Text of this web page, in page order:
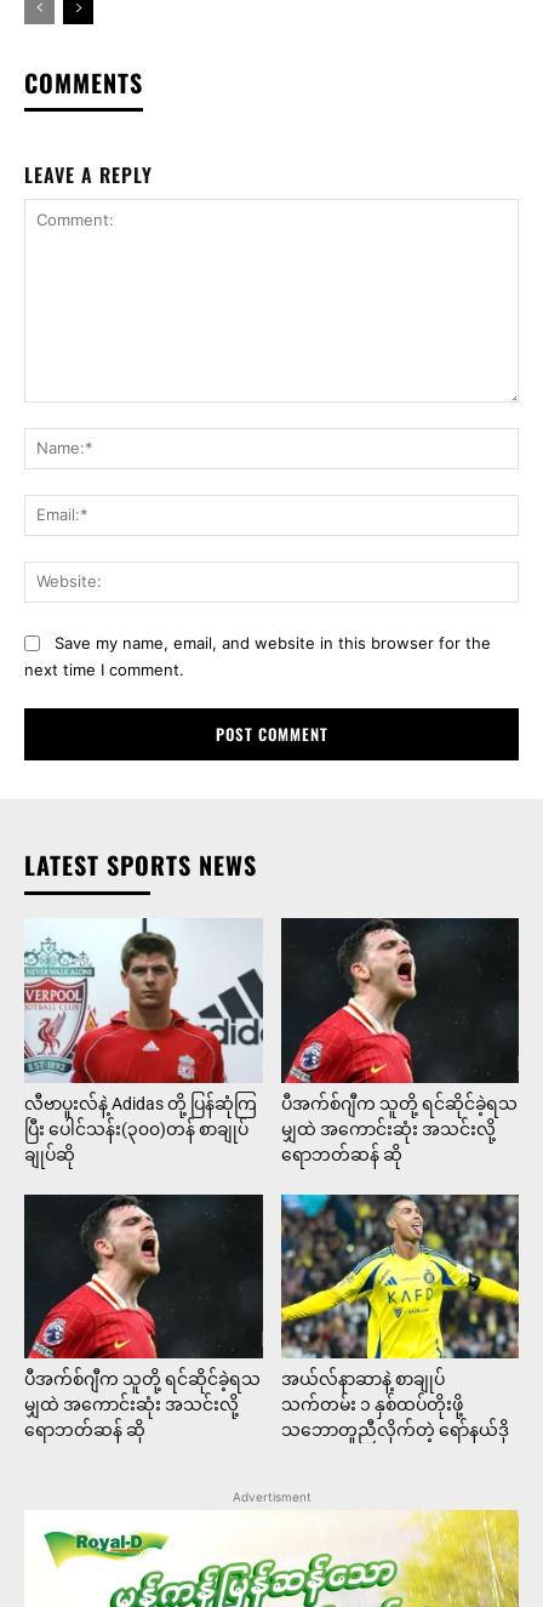
COMMENTS
LEAVE A REPLY
Save my name, email, and website in this browser for the
next time I comment.
LATEST SPORTS NEWS
လီဗာပူးလ်နဲ့ Adidas တို့ ပြန်ဆုံကြ
ပြီး ပေါင်သန်း(၃၀၀)တန် စာချုပ်
ချုပ်ဆို
ပီအက်စ်ဂျီက သူတို့ ရင်ဆိုင်ခဲ့ရသ
မျှထဲ အကောင်းဆုံး အသင်းလို့
ရောဘတ်ဆန် ဆို
ပီအက်စ်ဂျီက သူတို့ ရင်ဆိုင်ခဲ့ရသ
မျှထဲ အကောင်းဆုံး အသင်းလို့
ရောဘတ်ဆန် ဆို
အယ်လ်နာဆာနဲ့ စာချုပ်
သက်တမ်း ၁ နှစ်ထပ်တိုးဖို့
သဘောတူညီလိုက်တဲ့ ရော်နယ်ဒို
Advertisment